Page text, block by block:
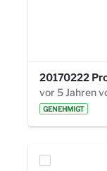
GENEHMIGT